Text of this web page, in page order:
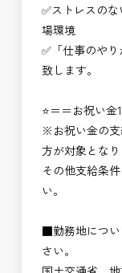
✅ストレスの
場環境
✅「仕事のや
致します。
⭐＝＝お祝い金
※お祝い金の支
方が対象となり
その他支給条
い。
■勤務地につい
さい。